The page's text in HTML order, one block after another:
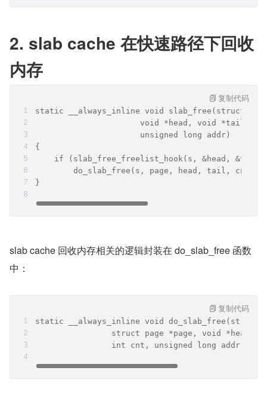
2. slab cache 在快速路径下回收
内存
static __always_inline void slab_free(struct
void *head, void *tail,
                      unsigned long addr)
{
if (slab_free_freelist_hook(s, &head,
do_slab_free(s, page, head, tail, cnt,
}
复制代码
slab cache 回收内存相关的逻辑封装在 do_slab_free 函数
中：
static __always_inline void do_slab_free(struct
struct page *page, void *head,
                int cnt, unsigned long addr)
复制代码